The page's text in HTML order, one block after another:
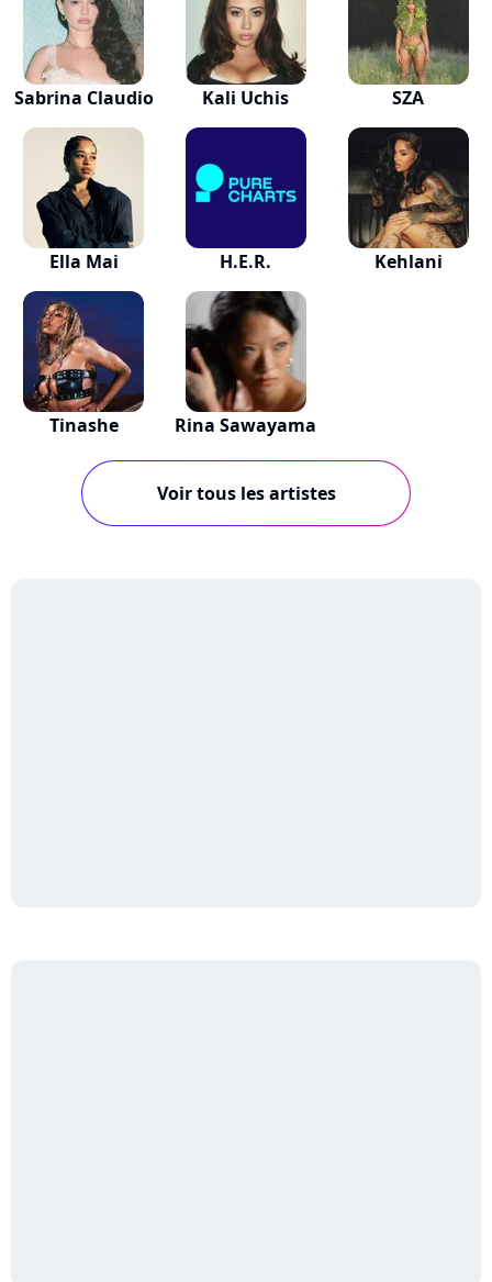
Sabrina Claudio Kali Uchis SZA
Ella Mai H.E.R. Kehlani
Tinashe Rina Sawayama
Voir tous les artistes